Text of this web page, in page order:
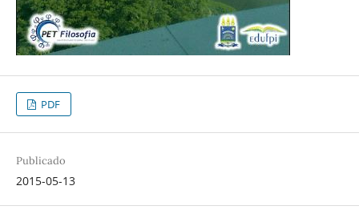
PDF
Publicado
2015-05-13